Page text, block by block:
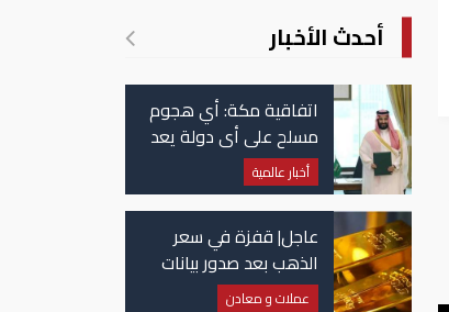
أحدث الأخبار
اتفاقية مكة: أي هجوم
مسلح على أي دولة يعد
هجوما على الدول الثلاث
جميعا
أخبار عالمية
عاجل| قفزة في سعر
الذهب بعد صدور بيانات
الوظائف الأمريكية
عملات و معادن